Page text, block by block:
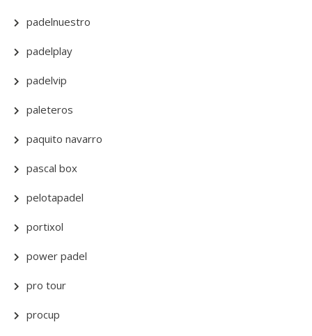
padelnuestro
padelplay
padelvip
paleteros
paquito navarro
pascal box
pelotapadel
portixol
power padel
pro tour
procup